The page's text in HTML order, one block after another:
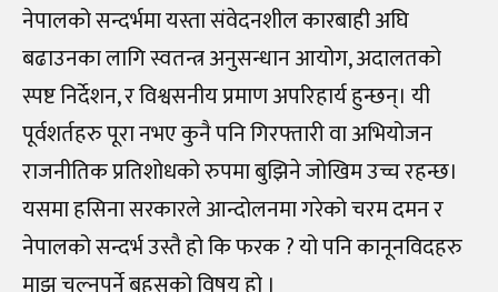
नेपालको सन्दर्भमा यस्ता संवेदनशील कारबाही अघि
बढाउनका लागि स्वतन्त्र अनुसन्धान आयोग, अदालतको
स्पष्ट निर्देशन, र विश्वसनीय प्रमाण अपरिहार्य हुन्छन्। यी
पूर्वशर्तहरु पूरा नभए कुनै पनि गिरफ्तारी वा अभियोजन
राजनीतिक प्रतिशोधको रुपमा बुझिने जोखिम उच्च रहन्छ।
यसमा हसिना सरकारले आन्दोलनमा गरेको चरम दमन र
नेपालको सन्दर्भ उस्तै हो कि फरक ? यो पनि कानूनविदहरु